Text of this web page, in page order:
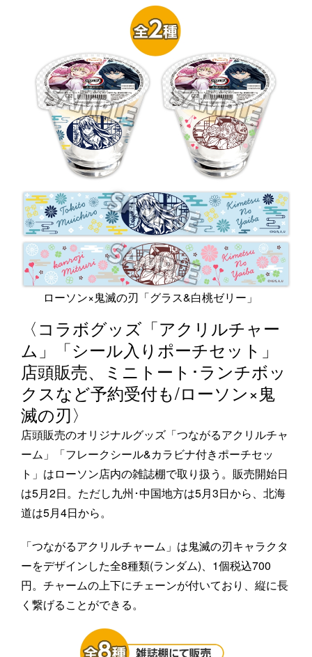
ローソン×鬼滅の刃「グラス&白桃ゼリー」
〈コラボグッズ「アクリルチャー
ム」「シール入りポーチセット」
店頭販売、ミニトート･ランチボッ
クスなど予約受付も/ローソン×鬼
滅の刃〉
店頭販売のオリジナルグッズ「つながるアクリルチャ
ーム」「フレークシール&カラビナ付きポーチセッ
ト」はローソン店内の雑誌棚で取り扱う。販売開始日
は5月2日。ただし九州･中国地方は5月3日から、北海
道は5月4日から。
「つながるアクリルチャーム」は鬼滅の刃キャラクタ
ーをデザインした全8種類(ランダム)、1個税込700
円。チャームの上下にチェーンが付いており、縦に長
く繋げることができる。